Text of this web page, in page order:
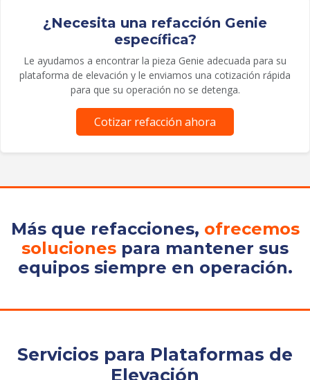
¿Necesita una refacción Genie
específica?
Le ayudamos a encontrar la pieza Genie adecuada para su
plataforma de elevación y le enviamos una cotización rápida
para que su operación no se detenga.
Cotizar refacción ahora
Más que refacciones, ofrecemos
soluciones para mantener sus
equipos siempre en operación.
Servicios para Plataformas de
Elevación